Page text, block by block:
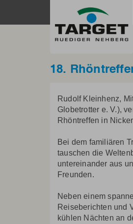
Language
Menu
18.
Rudolf Kleinhenz,
Globetrotter e. V.),
Rhöntreffen in
Bei dem familiären
tauschen die
untereinander aus
Freunden.
Neben einem
Reiseberichten und
kühlen Nächten an